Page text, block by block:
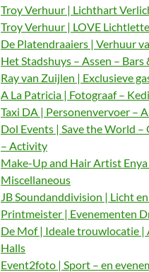
Troy Verhuur | Lichthart
Troy Verhuur | LOVE
De Platendraaiers | Verhuur
Het Stadshuys – Assen – Bars
Ray van Zuijlen | Exclusieve
A La Patricia | Fotograaf –
Taxi DA | Personenvervoer –
Dol Events | Save the World
– Activity
Make-Up and Hair Artist
Miscellaneous
JB Soundanddivision | Licht
Printmeister | Evenementen
De Mof | Ideale trouwlocatie |
Halls
Event2foto | Sport – en